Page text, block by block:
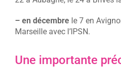
– en décembrele 7 en
Marseille avec l’IPSN.
Une importante